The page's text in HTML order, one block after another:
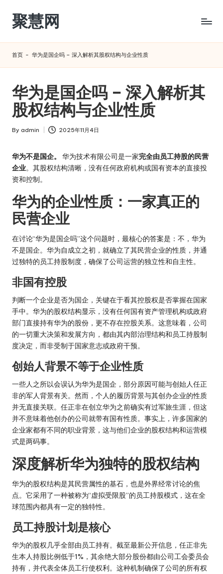
Skip
content
聚慧网
首页 - 华为是国企吗 – 深入解析其股权结构与企业性质
华为是国企吗 – 深入解析其
股权结构与企业性质
Posted
By admin 2025年11月4日
华为不是国企。 华为技术有限公司是一家完全由员工持股的民营
企业。其股权结构清晰，没有任何政府机构或国有资本的直接投
资和控制。
华为的企业性质：一家真正的
民营企业
在讨论“华为是国企吗”这个问题时，最核心的答案是：不，华为
不是国企。华为自成立之初，就确立了其民营企业的性质，并通
过独特的员工持股制度，确保了公司运营的独立性和自主性。
非国有控股
判断一个企业是否为国企，关键在于看其控股权是否掌握在国家
手中。华为的股权结构显示，没有任何国有资产管理机构或政府
部门直接持有华为的股份，更不存在控股关系。这意味着，公司
的一切重大决策和发展方向，都由其内部治理结构和员工持股制
度决定，而非受制于国家意志或政府干预。
创始人背景不等于企业性质
一些人之所以会误认为华为是国企，部分原因可能与创始人任正
非的军人背景有关。然而，个人的履历背景与其创办企业的性质
并无直接关联。任正非在创立华为之前确实有过军旅生涯，但这
并不意味着他创办的公司就带有国有性质。事实上，许多国家的
企业家都有不同的职业背景，这与他们企业的股权结构和运营模
式是两码事。
深度解析华为独特的股权结构
华为的股权结构是其民营属性的基石，也是外界经常讨论的焦
点。它采用了一种被称为“虚拟受限股”的员工持股模式，这在全
球范围内都具有一定的独特性。
员工持股计划是核心
华为的股权几乎全部由员工持有。截至最新公开信息，任正非先
生本人持股比例低于1%，其余绝大部分股份都由公司工会委员会
持有，并代表全体员工行使权利。这种机制确保了公司的所有权